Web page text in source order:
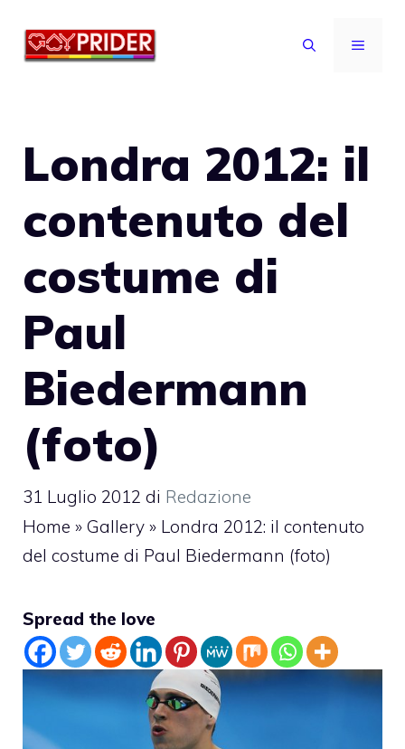
MENU
Londra 2012: il
contenuto del
costume di
Paul
Biedermann
(foto)
31 Luglio 2012 di Redazione
Home » Gallery » Londra 2012: il contenuto
del costume di Paul Biedermann (foto)
Spread the love